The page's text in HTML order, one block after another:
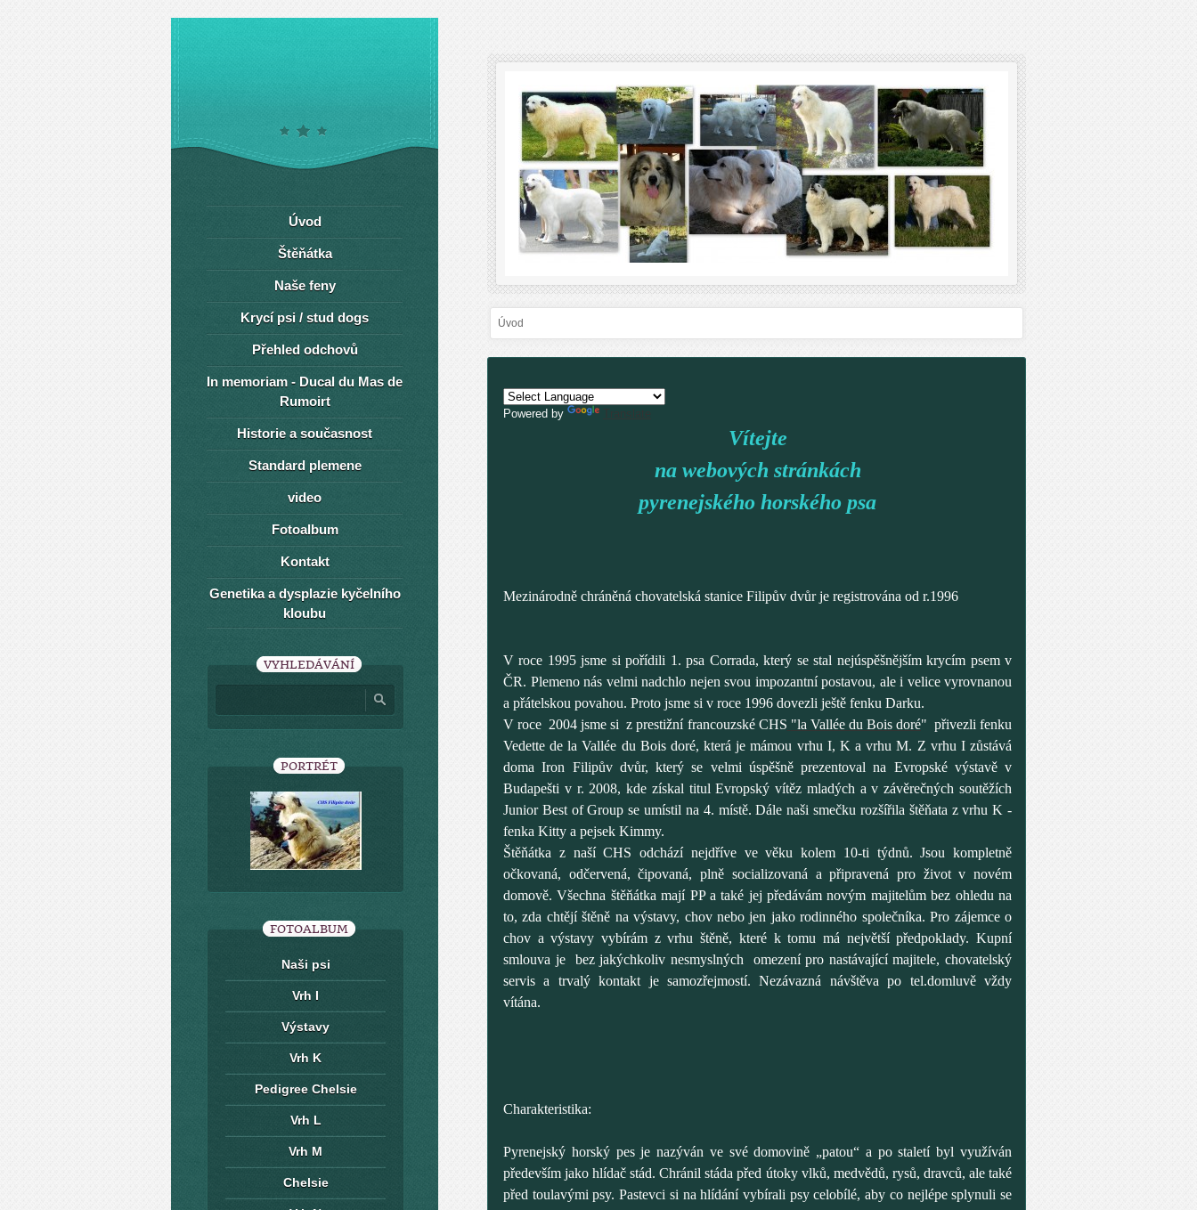
Úvod
Powered by Translate
Vítejte
na webových stránkách
pyrenejského horského psa
Mezinárodně chráněná chovatelská stanice Filipův dvůr je registrována od r.1996
V roce 1995 jsme si pořídili 1. psa Corrada, který se stal nejúspěšnějším krycím psem v
ČR. Plemeno nás velmi nadchlo nejen svou impozantní postavou, ale i velice vyrovnanou
a přátelskou povahou. Proto jsme si v roce 1996 dovezli ještě fenku Darku.
V roce 2004 jsme si z prestižní francouzské CHS "la Vallée du Bois doré" přivezli fenku
Vedette de la Vallée du Bois doré, která je mámou vrhu I, K a vrhu M. Z vrhu I zůstává
doma Iron Filipův dvůr, který se velmi úspěšně prezentoval na Evropské výstavě v
Budapešti v r. 2008, kde získal titul Evropský vítěz mladých a v závěrečných soutěžích
Junior Best of Group se umístil na 4. místě. Dále naši smečku rozšířila štěňata z vrhu K -
fenka Kitty a pejsek Kimmy.
Štěňátka z naší CHS odchází nejdříve ve věku kolem 10-ti týdnů. Jsou kompletně
očkovaná, odčervená, čipovaná, plně socializovaná a připravená pro život v novém
domově. Všechna štěňátka mají PP a také jej předávám novým majitelům bez ohledu na
to, zda chtějí štěně na výstavy, chov nebo jen jako rodinného společníka. Pro zájemce o
chov a výstavy vybírám z vrhu štěně, které k tomu má největší předpoklady. Kupní
smlouva je bez jakýchkoliv nesmyslných omezení pro nastávající majitele, chovatelský
servis a trvalý kontakt je samozřejmostí. Nezávazná návštěva po tel.domluvě vždy
vítána.
Charakteristika:
Pyrenejský horský pes je nazýván ve své domovině „patou“ a po staletí byl využíván
především jako hlídač stád. Chránil stáda před útoky vlků, medvědů, rysů, dravců, ale také
před toulavými psy. Pastevci si na hlídání vybírali psy celobílé, aby co nejlépe splynuli se
Úvod
Štěňátka
Naše feny
Krycí psi / stud dogs
Přehled odchovů
In memoriam - Ducal du Mas de
Rumoirt
Historie a současnost
Standard plemene
video
Fotoalbum
Kontakt
Genetika a dysplazie kyčelního
kloubu
VYHLEDÁVÁNÍ
PORTRÉT
FOTOALBUM
Naši psi
Vrh I
Výstavy
Vrh K
Pedigree Chelsie
Vrh L
Vrh M
Chelsie